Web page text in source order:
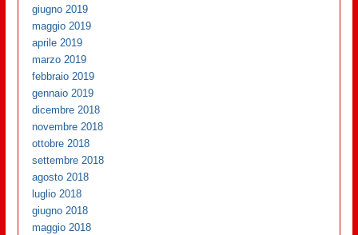
giugno 2019
maggio 2019
aprile 2019
marzo 2019
febbraio 2019
gennaio 2019
dicembre 2018
novembre 2018
ottobre 2018
settembre 2018
agosto 2018
luglio 2018
giugno 2018
maggio 2018